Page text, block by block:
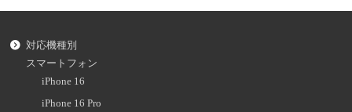
対応機種別
スマートフォン
iPhone 16
iPhone 16 Pro